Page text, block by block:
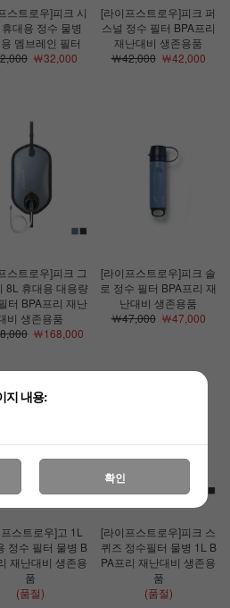
스트로우]피크 시
대용 정수 물병
멤브레인 필터
￦32,000
[라이프스트로우]피크 퍼
스널 정수 필터 BPA프리
재난대비 생존용품
￦42,000￦42,000
스트로우]피크 그
8L 휴대용 대용량
터 BPA프리 재난
비 생존용품
￦168,000
[라이프스트로우]피크 솔
로 정수 필터 BPA프리 재
난대비 생존용품
￦47,000￦47,000
스트로우]고 1L
정수 필터 물병 B
재난대비 생존용
품
(품절)
[라이프스트로우]피크 스
퀴즈 정수필터 물병 1L B
PA프리 재난대비 생존용
품
(품절)
지 내용:
확인